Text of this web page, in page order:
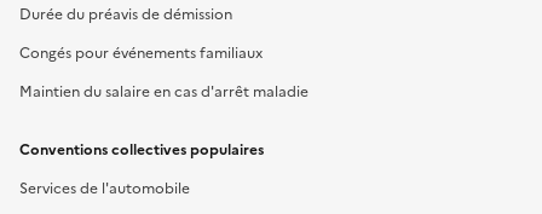
Durée du préavis de démission
Congés pour événements familiaux
Maintien du salaire en cas d'arrêt maladie
Conventions collectives populaires
Services de l'automobile